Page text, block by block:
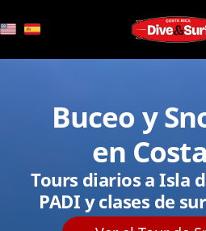
al
contenido
Buceo y
en
Tours diarios a Isla
PADI y clases de